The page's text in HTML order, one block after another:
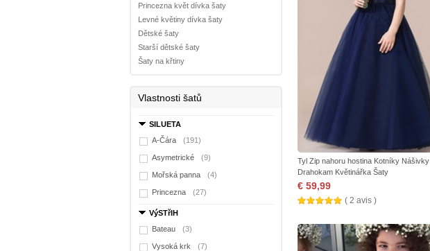
Princezna květ dívka šaty
Levné květiny dívka šaty
Dětské šaty
Starší dětské šaty
Šaty na křtiny
Vlastnosti šatů
SILUETA
A-Čára
(191)
Asymetrické (9)
Mořská panna (4)
Princezna (27)
VýSTřIH
Bateau
(3)
Vysoká krk (7)
Tyl Zip nahoru hostina Kotníky Nášivky
Drahokam Květinářka Šaty
€ 59,99
( 2 avis )